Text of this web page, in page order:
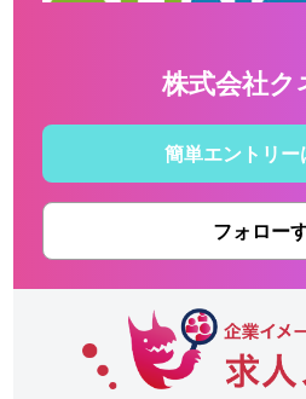
株式会社ク
簡単エントリー
フォロー